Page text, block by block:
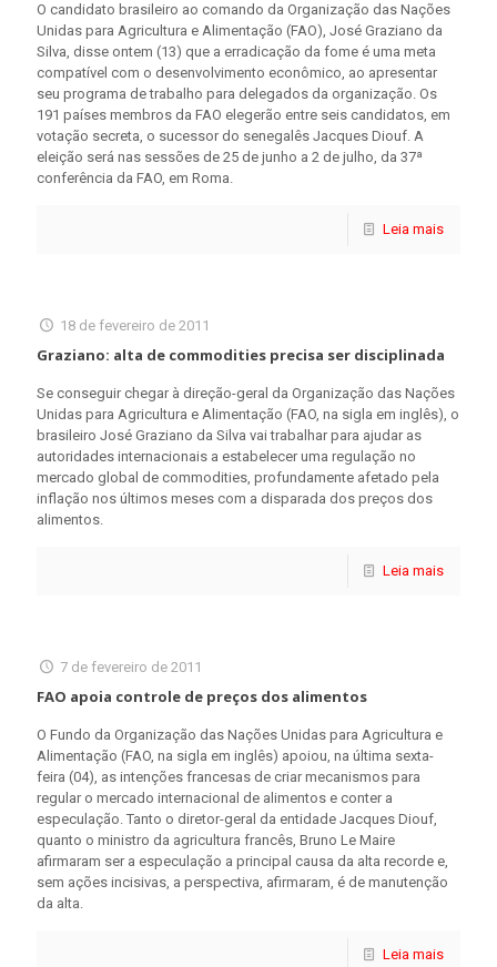
O candidato brasileiro ao comando da Organização das Nações
Unidas para Agricultura e Alimentação (FAO), José Graziano da
Silva, disse ontem (13) que a erradicação da fome é uma meta
compatível com o desenvolvimento econômico, ao apresentar
seu programa de trabalho para delegados da organização. Os
191 países membros da FAO elegerão entre seis candidatos, em
votação secreta, o sucessor do senegalês Jacques Diouf. A
eleição será nas sessões de 25 de junho a 2 de julho, da 37ª
conferência da FAO, em Roma.
Leia mais
18 de fevereiro de 2011
Graziano: alta de commodities precisa ser disciplinada
Se conseguir chegar à direção-geral da Organização das Nações
Unidas para Agricultura e Alimentação (FAO, na sigla em inglês), o
brasileiro José Graziano da Silva vai trabalhar para ajudar as
autoridades internacionais a estabelecer uma regulação no
mercado global de commodities, profundamente afetado pela
inflação nos últimos meses com a disparada dos preços dos
alimentos.
Leia mais
7 de fevereiro de 2011
FAO apoia controle de preços dos alimentos
O Fundo da Organização das Nações Unidas para Agricultura e
Alimentação (FAO, na sigla em inglês) apoiou, na última sexta-
feira (04), as intenções francesas de criar mecanismos para
regular o mercado internacional de alimentos e conter a
especulação. Tanto o diretor-geral da entidade Jacques Diouf,
quanto o ministro da agricultura francês, Bruno Le Maire
afirmaram ser a especulação a principal causa da alta recorde e,
sem ações incisivas, a perspectiva, afirmaram, é de manutenção
da alta.
Leia mais